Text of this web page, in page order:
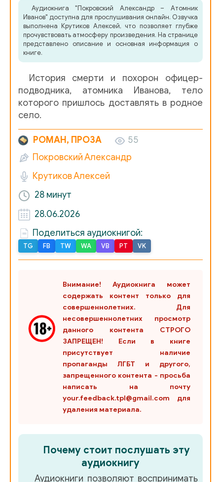
Аудиокнига "Покровский Александр – Атомник
Иванов" доступна для прослушивания онлайн. Озвучка
выполнена Крутиков Алексей, что позволяет глубже
прочувствовать атмосферу произведения. На странице
представлено описание и основная информация о
книге.
История смерти и похорон офицер-
подводника, атомника Иванова, тело
которого пришлось доставлять в родное
село.
РОМАН, ПРОЗА
55
Покровский Александр
Крутиков Алексей
28 минут
28.06.2026
Поделиться аудиокнигой:
TG FB TW WA VB PT VK
Внимание! Аудиокнига может
содержать контент только для
совершеннолетних. Для
несовершеннолетних просмотр
данного контента СТРОГО
ЗАПРЕЩЕН! Если в книге
присутствует наличие
пропаганды ЛГБТ и другого,
запрещенного контента - просьба
написать на почту
your.feedback.tpl@gmail.com для
удаления материала.
Почему стоит послушать эту
аудиокнигу
Аудиокниги позволяют воспринимать